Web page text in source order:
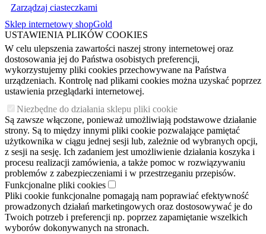
Zarządzaj ciasteczkami
Sklep internetowy shopGold
USTAWIENIA PLIKÓW COOKIES
W celu ulepszenia zawartości naszej strony internetowej oraz
dostosowania jej do Państwa osobistych preferencji,
wykorzystujemy pliki cookies przechowywane na Państwa
urządzeniach. Kontrolę nad plikami cookies można uzyskać poprzez
ustawienia przeglądarki internetowej.
Niezbędne do działania sklepu pliki cookie
Są zawsze włączone, ponieważ umożliwiają podstawowe działanie
strony. Są to między innymi pliki cookie pozwalające pamiętać
użytkownika w ciągu jednej sesji lub, zależnie od wybranych opcji,
z sesji na sesję. Ich zadaniem jest umożliwienie działania koszyka i
procesu realizacji zamówienia, a także pomoc w rozwiązywaniu
problemów z zabezpieczeniami i w przestrzeganiu przepisów.
Funkcjonalne pliki cookies
Pliki cookie funkcjonalne pomagają nam poprawiać efektywność
prowadzonych działań marketingowych oraz dostosowywać je do
Twoich potrzeb i preferencji np. poprzez zapamiętanie wszelkich
wyborów dokonywanych na stronach.